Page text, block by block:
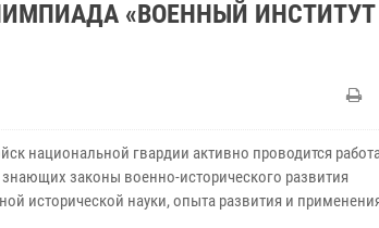
«ВОЕННЫЙ ИНСТИТУТ
национальной гвардии активно проводится
законы военно-исторического развития
исторической науки, опыта развития и